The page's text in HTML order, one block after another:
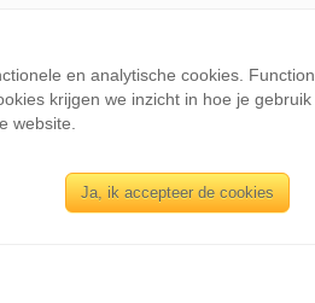
INFORMATIE
en analytische cookies.
krijgen we inzicht in hoe je
website.
Ja, ik accepteer de cookies